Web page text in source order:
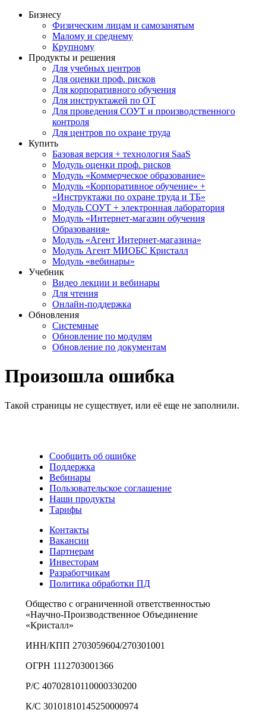
Бизнесу
Физическим лицам и самозанятым
Малому и среднему
Крупному
Продукты и решения
Для учебных центров
Для оценки проф. рисков
Для корпоративного обучения
Для инструктажей по ОТ
Для проведения СОУТ и производственного
контроля
Для центров по охране труда
Купить
Базовая версия + технология SaaS
Модуль оценки проф. рисков
Модуль «Коммерческое образование»
Модуль «Корпоративное обучение» +
«Инструктажи по охране труда и ТБ»
Модуль СОУТ + электронная лаборатория
Модуль «Интернет-магазин обучения
Образования»
Модуль «Агент Интернет-магазина»
Модуль Агент МИОБС Кристалл
Модуль «вебинары»
Учебник
Видео лекции и вебинары
Для чтения
Онлайн-поддержка
Обновления
Системные
Обновление по модулям
Обновление по документам
Произошла ошибка
Такой страницы не существует, или её еще не заполнили.
Сообщить об ошибке
Поддержка
Вебинары
Пользовательское соглашение
Наши продукты
Тарифы
Контакты
Вакансии
Партнерам
Инвесторам
Разработчикам
Политика обработки ПД
Общество с ограниченной ответственностью
«Научно-Производственное Объединение
«Кристалл»
ИНН/КПП 2703059604/270301001
ОГРН 1112703001366
Р/С 40702810110000330200
К/С 30101810145250000974